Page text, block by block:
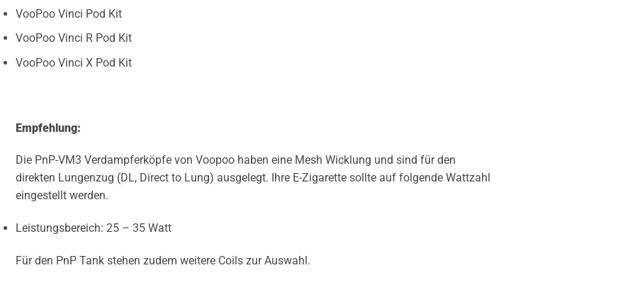
VooPoo Vinci Pod Kit
VooPoo Vinci R Pod Kit
VooPoo Vinci X Pod Kit
Empfehlung:
Die PnP-VM3 Verdampferköpfe von Voopoo haben eine Mesh Wicklung und sind für den
direkten Lungenzug (DL, Direct to Lung) ausgelegt. Ihre E-Zigarette sollte auf folgende Wattzahl
eingestellt werden.
Leistungsbereich: 25 – 35 Watt
Für den PnP Tank stehen zudem weitere Coils zur Auswahl.